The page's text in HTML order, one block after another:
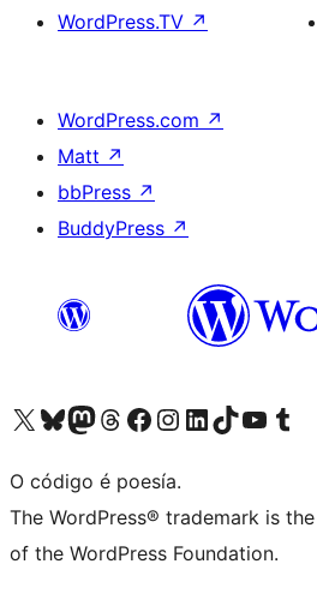
WordPress.TV ↗
WordPress.com ↗
Matt ↗
bbPress ↗
BuddyPress ↗
Visita la cuenta de X (anteriormente Twitter)
Visita a nosa conta de Bluesky
Visita a nosa conta de Mastodon
Visita a nosa conta de Threads
Visita a nosa páxina de Facebook
Visita a nosa conta de Instagram
Visita a nosa conta de LinkedIn
Visita a nosa conta de TikTok
Visita a nosa canle de
Visita a nosa
O código é poesía.
The WordPress® trademark is
of the WordPress Foundation.